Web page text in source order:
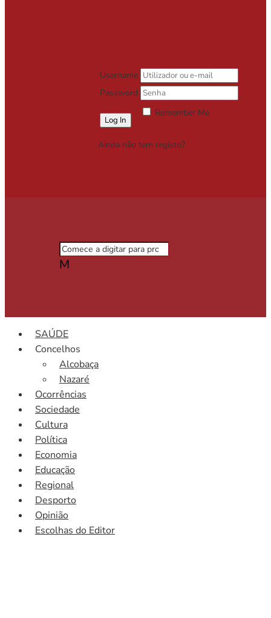
Username
Password
Remember Me
Ainda não tem registo?
M
SAÚDE
Concelhos
Alcobaça
Nazaré
Ocorrências
Sociedade
Cultura
Política
Economia
Educação
Regional
Desporto
Opinião
Escolhas do Editor